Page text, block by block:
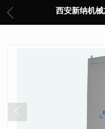
西安新纳机